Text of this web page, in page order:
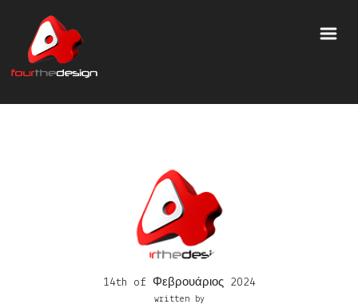
14th of Φεβρουάριος 2024
written by